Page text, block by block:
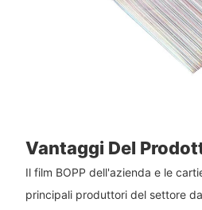
Vantaggi Del
Il film BOPP dell'azienda e le
principali produttori del settore